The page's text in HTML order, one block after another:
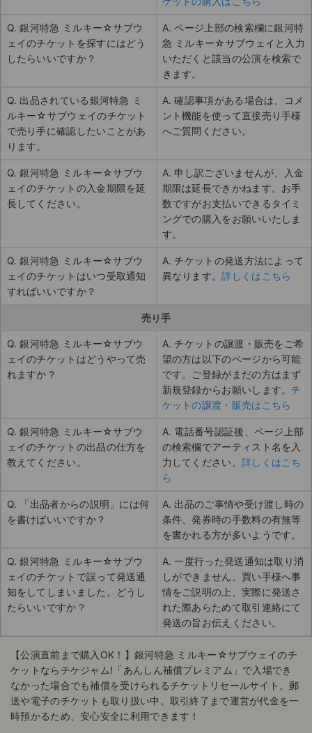
Q. 銀河特急 ミルキー☆サブウ
ェイのチケットを探すにはどう
したらいいですか？
A. ページ上部の検索欄に銀河特
急 ミルキー☆サブウェイと入力
いただくと該当の公演を検索で
きます。
Q. 出品されている銀河特急 ミ
ルキー☆サブウェイのチケット
で売り手に確認したいことがあ
ります。
A. 確認事項がある場合は、コメ
ント機能を使って直接売り手様
へご質問ください。
Q. 銀河特急 ミルキー☆サブウ
ェイのチケットの入金期限を延
長してください。
A. 申し訳ございませんが、入金
期限は延長できかねます。お手
数ですがお支払いできるタイミ
ングでの購入をお願いいたしま
す。
Q. 銀河特急 ミルキー☆サブウ
ェイのチケットはいつ受取通知
すればいいですか？
A. チケットの発送方法によって
異なります。詳しくはこちら
売り手
Q. 銀河特急 ミルキー☆サブウ
ェイのチケットはどうやって売
れますか？
A. チケットの譲渡・販売をご希
望の方は以下のページから可能
です。ご登録がまだの方はまず
新規登録からお願いします。 チ
ケットの譲渡・販売はこちら
Q. 銀河特急 ミルキー☆サブウ
ェイのチケットの出品の仕方を
教えてください。
A. 電話番号認証後、ページ上部
の検索欄でアーティスト名を入
力してください。 詳しくはこち
ら
Q. 「出品者からの説明」には何
を書けばいいですか？
A. 出品のご事情や受け渡し時の
条件、発券時の手数料の有無等
を書かれる方が多いようです。
Q. 銀河特急 ミルキー☆サブウ
ェイのチケットで誤って発送通
知をしてしまいました。どうし
たらいいですか？
A. 一度行った発送通知は取り消
しができません。買い手様へ事
情をご説明の上、実際に発送さ
れた際あらためて取引連絡にて
発送の旨お伝えください。
【公演直前まで購入OK！】銀河特急 ミルキー☆サブウェイのチ
ケットならチケジャム!「あんしん補償プレミアム」で入場でき
なかった場合でも補償を受けられるチケットリセールサイト。郵
送や電子のチケットも取り扱い中。取引終了まで運営が代金を一
時預かるため、安心安全に利用できます！